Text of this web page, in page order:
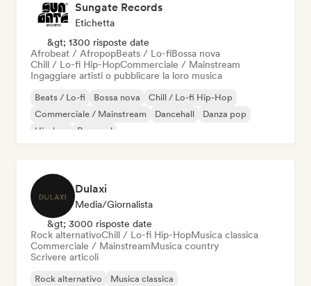
Sungate Records
Etichetta
&gt; 1300 risposte date
Afrobeat / AfropopBeats / Lo-fiBossa nova
Chill / Lo-fi Hip-HopCommerciale / Mainstream
Ingaggiare artisti o pubblicare la loro musica
Beats / Lo-fi Bossa nova
Chill / Lo-fi Hip-Hop
Commerciale / Mainstream
Dancehall
Danza pop
Hip-hop
Pop soul
Dulaxi
Media/Giornalista
&gt; 3000 risposte date
Rock alternativoChill / Lo-fi Hip-HopMusica classica
Commerciale / MainstreamMusica country
Scrivere articoli
Rock alternativo Musica classica